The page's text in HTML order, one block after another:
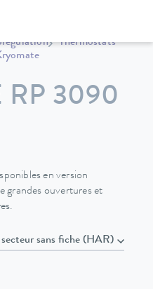
Thermostats
RP 3090
en version
grandes ouvertures et
50/60 Hz , Câble secteur sans fiche (HAR)